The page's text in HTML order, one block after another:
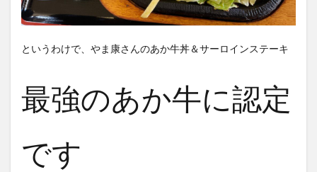
というわけで、やま康さんのあか牛丼＆サーロインステーキ
最強のあか牛に認定
です